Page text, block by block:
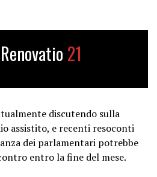
21
discutendo sulla
assistito, e recenti resoconti
dei parlamentari potrebbe
entro la fine del mese.